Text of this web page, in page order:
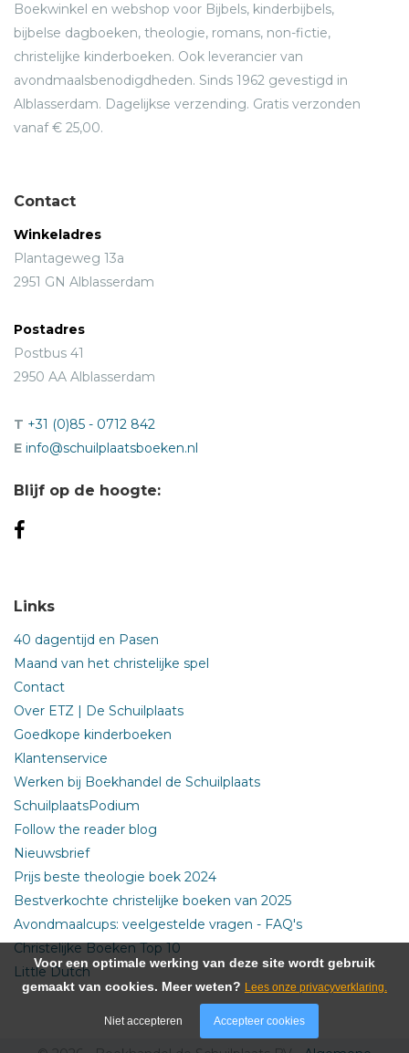
Boekwinkel en webshop voor Bijbels, kinderbijbels,
bijbelse dagboeken, theologie, romans, non-fictie,
christelijke kinderboeken. Ook leverancier van
avondmaalsbenodigdheden. Sinds 1962 gevestigd in
Alblasserdam. Dagelijkse verzending. Gratis verzonden
vanaf € 25,00.
Contact
Winkeladres
Plantageweg 13a
2951 GN Alblasserdam
Postadres
Postbus 41
2950 AA Alblasserdam
T +31 (0)85 - 0712 842
E info@schuilplaatsboeken.nl
Blijf op de hoogte:
Links
40 dagentijd en Pasen
Maand van het christelijke spel
Contact
Over ETZ | De Schuilplaats
Goedkope kinderboeken
Klantenservice
Werken bij Boekhandel de Schuilplaats
SchuilplaatsPodium
Follow the reader blog
Nieuwsbrief
Prijs beste theologie boek 2024
Bestverkochte christelijke boeken van 2025
Avondmaalcups: veelgestelde vragen - FAQ's
Christelijke Boeken Top 10
Little Dutch
Voor een optimale werking van deze site wordt gebruik
gemaakt van cookies. Meer weten? Lees onze privacyverklaring.
Niet accepteren Accepteer cookies